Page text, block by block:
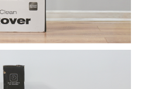
фильтры
Часы
волос